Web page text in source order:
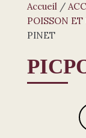
Accueil /
POISSON ET
PINET